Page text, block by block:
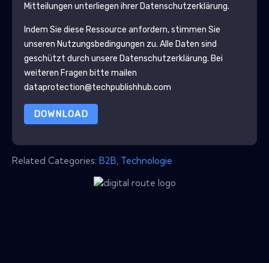
Mitteilungen unterliegen ihrer Datenschutzerklärung.
Indem Sie diese Ressource anfordern, stimmen Sie
unseren Nutzungsbedingungen zu. Alle Daten sind
geschützt durch unsere Datenschutzerklärung. Bei
weiteren Fragen bitte mailen
dataprotection@techpublishhub.com
DOWNLOAD
Related Categories: B2B Technologie